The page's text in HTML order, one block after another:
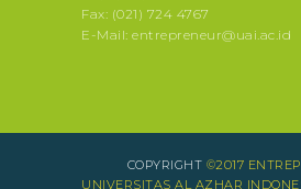
Fax: (021) 724 4767
E-Mail: entrepreneur@uai.ac.id
COPYRIGHT ©2017
UNIVERSITAS AL AZHAR